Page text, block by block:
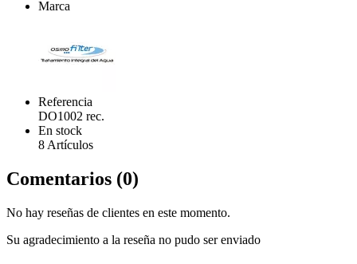
Marca
Referencia
DO1002 rec.
En stock
8 Artículos
Comentarios (0)
No hay reseñas de clientes en este momento.
Su agradecimiento a la reseña no pudo ser enviado